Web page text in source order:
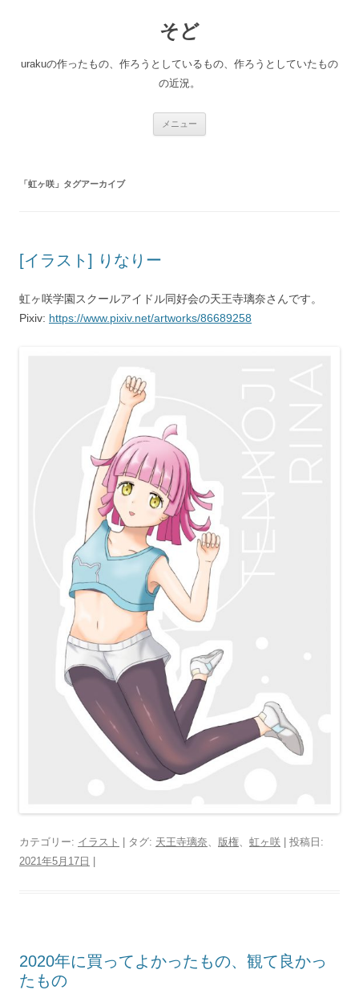
へ
そど
urakuの作ったもの、作ろうとしているもの、作ろうとしていたもの
の近況。
メニュー
「虹ヶ咲 」タグアーカイブ
[イラスト] りなりー
虹ヶ咲学園スクールアイドル同好会の天王寺璃奈さんです。
Pixiv: https://www.pixiv.net/artworks/86689258
カテゴリー: イラスト | タグ: 天王寺璃奈 版権 虹ヶ咲 | 投稿日:
2021年5月17日
2020年に買ってよかったもの、観て良かっ
たもの